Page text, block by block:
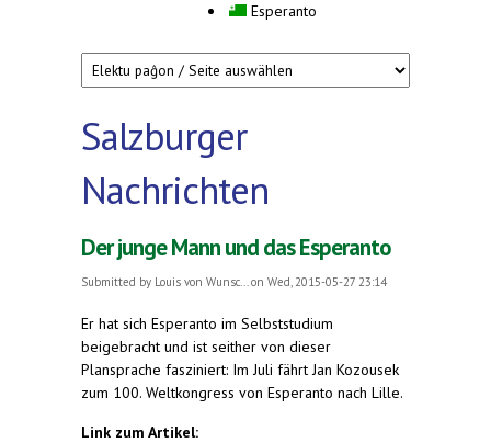
Esperanto
Salzburger
Nachrichten
Der junge Mann und das Esperanto
Submitted by Louis von Wunsc... on Wed, 2015-05-27 23:14
Er hat sich Esperanto im Selbststudium
beigebracht und ist seither von dieser
Plansprache fasziniert: Im Juli fährt Jan Kozousek
zum 100. Weltkongress von Esperanto nach Lille.
Link zum Artikel: